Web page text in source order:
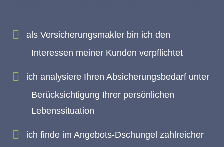
als Ver­sicherungs­makler bin ich den
Interessen meiner Kunden verpflichtet
ich analysiere Ihren Absicherungsbedarf unter
Berücksichtigung Ihrer persönlichen
Lebenssituation
ich finde im Angebots-Dschungel zahlreicher